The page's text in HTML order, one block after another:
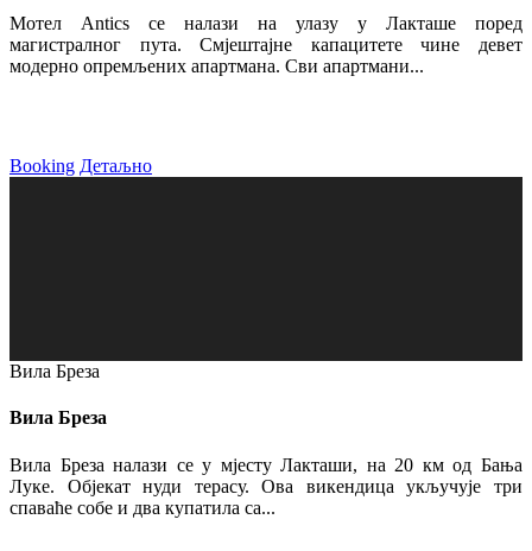
Мотел Antics се налази на улазу у Лакташе поред
магистралног пута. Смјештајне капацитете чине девет
модерно опремљених апартмана. Сви апартмани...
Booking Детаљно
Вила Бреза
Вила Бреза
Вила Бреза налази се у мјесту Лакташи, на 20 км од Бања
Луке. Објекат нуди терасу. Ова викендица укључује три
спаваће собе и два купатила са...